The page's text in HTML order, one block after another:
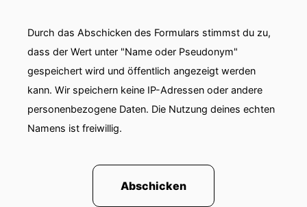
Durch das Abschicken des Formulars stimmst du zu,
dass der Wert unter "Name oder Pseudonym"
gespeichert wird und öffentlich angezeigt werden
kann. Wir speichern keine IP-Adressen oder andere
personenbezogene Daten. Die Nutzung deines echten
Namens ist freiwillig.
Abschicken